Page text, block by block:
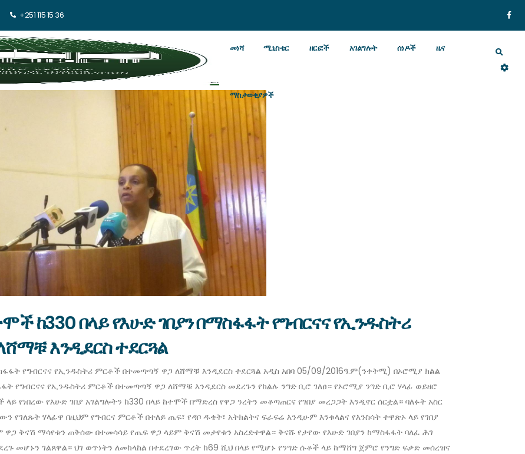
+251 115 15 36
መነሻ ሚኒስቴር ዘርፎች አገልግሎት ሰነዶች ዜና
ማስታወቂያዎች
ከ330 በላይ የእሁድ ገበያን በማስፋፋት የግብርናና የኢንዱስትሪ
እንዲደርስ ተደርጓል
የግብርናና የኢንዱስትሪ ምርቶች በተመጣጣኝ ዋጋ ለሸማቹ እንዲደርስ ተደርጓል አዲስ አበባ 05/09/2016ዓ.ም(ንቀትሚ) በኦሮሚያ ክልል
የግብርናና የኢንዱስትሪ ምርቶች በተመጣጣኝ ዋጋ ለሸማቹ እንዲደርስ መደረጉን የክልሉ ንግድ ቢሮ ገለፀ። የኦሮሚያ ንግድ ቢሮ ሃላፊ ወይዘሮ
የነበረው የእሁድ ገበያ አገልግሎትን ከ330 በላይ ከተሞች በማድረስ የዋጋ ንረትን መቆጣጠርና የገበያ መረጋጋት እንዲኖር ሰርቷል። ባለፉት አስር
ሃላፊዋ በዚህም የግብርና ምርቶች በተለይ ጤፍ፣ የዳቦ ዱቄት፣ አትክልትና ፍራፍሬ እንዲሁም እንቁላልና የእንስሳት ተዋጽኦ ላይ የገበያ
ቅናሽ ማሳየቱን ጠቅሰው በተመሳሳይ የጤፍ ዋጋ ላይም ቅናሽ መታየቱን አስረድተዋል። ቅናሹ የታየው የእሁድ ገበያን ከማስፋፋት ባለፈ ሕገ
መሆኑን ገልጸዋል። ህገ ወጥነትን ለመከላከል በተደረገው ጥረት ከ69 ሺህ በላይ የሚሆኑ የንግድ ሱቆች ላይ ከማሸግ ጀምሮ የንግድ ፍቃድ መሰረዝና